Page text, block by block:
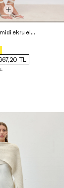
Cut-out detaylı midi ekru elbise